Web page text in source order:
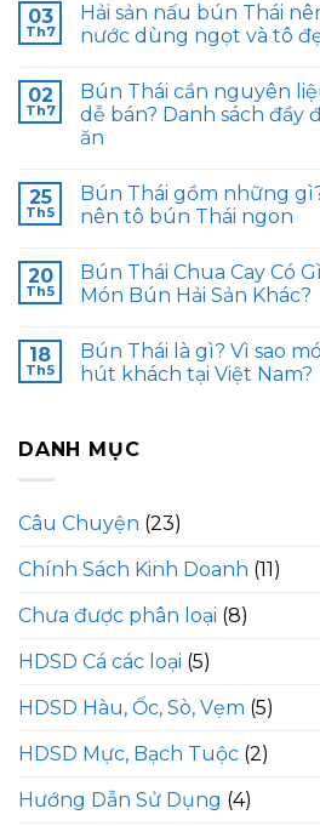
03
Th7
Hải sản nấu bún Thái
nước dùng ngọt và tô
02
Th7
Bún Thái cần nguyên
dễ bán? Danh sách đầy
ăn
25
Th5
Bún Thái gồm những
nên tô bún Thái ngon
20
Th5
Bún Thái Chua Cay Có
Món Bún Hải Sản Khác?
18
Th5
Bún Thái là gì? Vì sao
hút khách tại Việt Nam?
DANH MỤC
Câu Chuyện (23)
Chính Sách Kinh Doanh (11)
Chưa được phân loại (8)
HDSD Cá các loại (5)
HDSD Hàu, Ốc, Sò, Vẹm (5)
HDSD Mực, Bạch Tuộc (2)
Hướng Dẫn Sử Dụng (4)